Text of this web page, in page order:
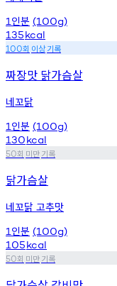
1 인분 (100g)
135kcal
100회 이상기록
짜장맛 닭가슴살
네꼬닭
1 인분 (100g)
130kcal
50회 미만기록
닭가슴살
네꼬닭 고추맛
1 인분 (100g)
105kcal
50회 미만기록